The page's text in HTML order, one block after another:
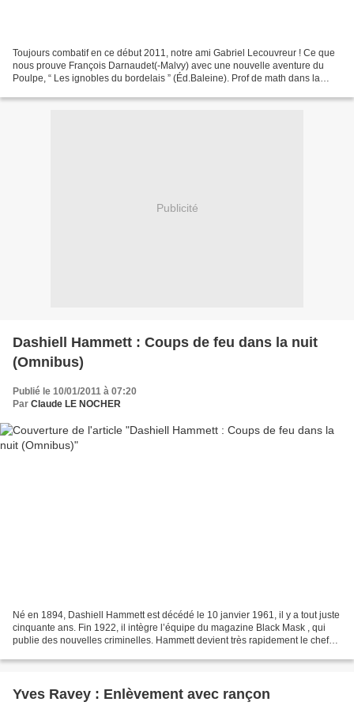
Toujours combatif en ce début 2011, notre ami Gabriel Lecouvreur ! Ce que
nous prouve François Darnaudet(-Malvy) avec une nouvelle aventure du
Poulpe, “ Les ignobles du bordelais ” (Éd.Baleine). Prof de math dans la
Publicité
Dashiell Hammett : Coups de feu dans la nuit
(Omnibus)
Publié le 10/01/2011 à 07:20
Par Claude LE NOCHER
Né en 1894, Dashiell Hammett est décédé le 10 janvier 1961, il y a tout juste
cinquante ans. Fin 1922, il intègre l’équipe du magazine Black Mask , qui
publie des nouvelles criminelles. Hammett devient très rapidement le chef
Yves Ravey : Enlèvement avec rançon